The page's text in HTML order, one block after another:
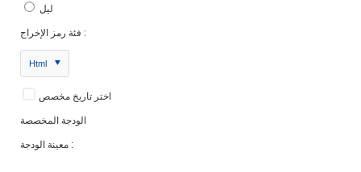
ليل
فئة رمز الإخراج :
Html
اختر تاريخ مخصص
الودجة المخصصة
معينة الودجة :